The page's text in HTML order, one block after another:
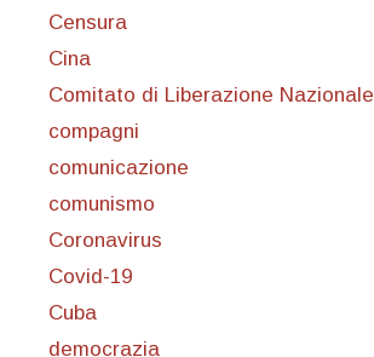
Censura
Cina
Comitato di Liberazione Nazionale
compagni
comunicazione
comunismo
Coronavirus
Covid-19
Cuba
democrazia